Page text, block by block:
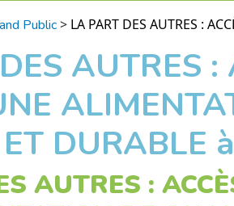
Public> LA PART DES AUTRES :
AUTRES :
DURABLE
AUTRES :